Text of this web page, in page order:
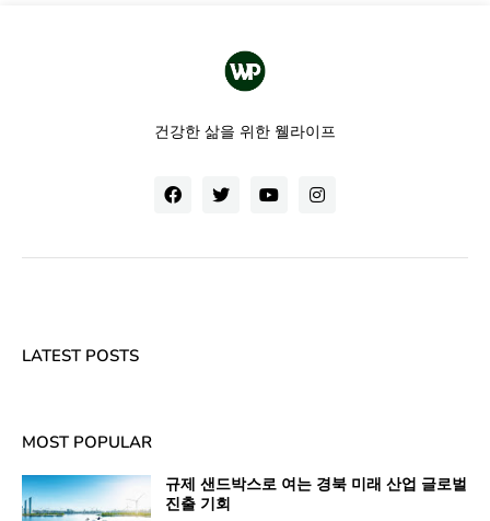
건강한 삶을 위한 웰라이프
LATEST POSTS
MOST POPULAR
규제 샌드박스로 여는 경북 미래 산업 글로벌
진출 기회